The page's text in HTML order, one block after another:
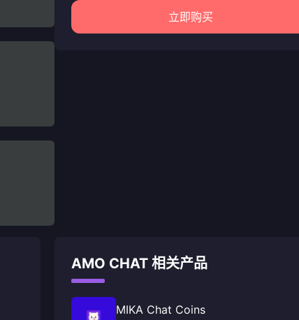
立即购买
AMO CHAT 相关产品
MIKA Chat Coins